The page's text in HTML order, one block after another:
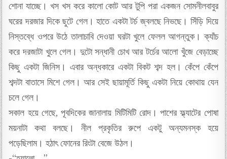
শোনা যাচ্ছে। খস খস করে কালো কোট আর টুপি পরা একজন সোমনীলবাবুর
ঘরের দরজার দিকে ছুটে গেল। হাতে একটা টর্চ জ্বলছে নিভছে। সিঁড়ি দিয়ে
নিস্তব্ধে ওপরে উঠে তালাচাবি দেওয়া ঘরটা খুলে ফেলল আগন্তুক। ক্যাঁচ
করে দরজাটা খুলে গেল। দুটো সন্ধানী চোখ আর টর্চের আলো খুঁজে বেড়াচ্ছে
কিছু একটা জিনিস। এবার অন্ধকারে একটা বিকট শব্দ হল। কেঁপে কেঁপে
শব্দটা বাতাসে মিশে গেল। আর সেই ছায়ামূর্তি কিছু একটা নিয়ে কোথায় যেন
চলে গেল।
সকাল হয়ে গেছে, পূবদিকের জানালায় মিটিমিটি রোদ। পাশের ফ্ল্যাটের পোষা
ময়নাটা কথা বলছে। নীল প্রকৃতির রুপে একটু অন্যমনস্ক হয়ে
পড়েছিলাম। হঠাৎ ফোনের রিংটা বেজে উঠল।